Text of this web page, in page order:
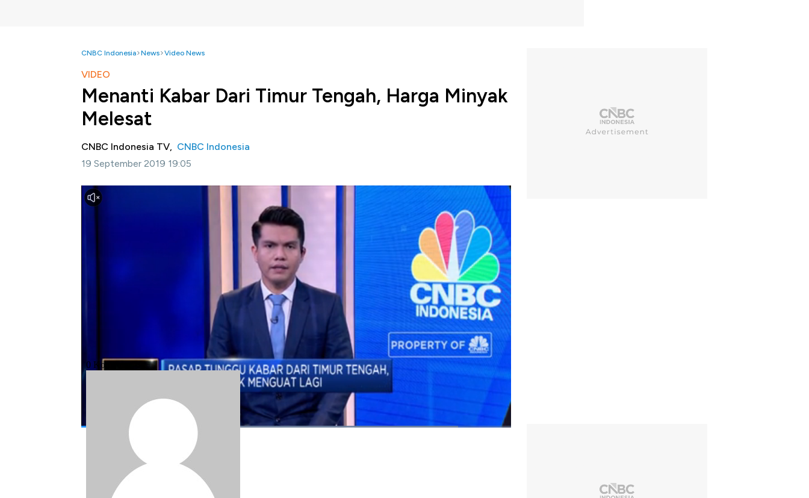
CNBC Indonesia News Video News
VIDEO
Menanti Kabar Dari Timur Tengah, Harga Minyak
Melesat
CNBC Indonesia TV, CNBC Indonesia
19 September 2019 19:05
Jakarta, CNBC Indonesia -
Harga minyak dunia kembali menguat pada perdagangan hari ini. Para
investor nampaknya masih terus menunggu perkembangan ketegangan geopolitik dari Timur Tengah.
Simak informasi selengkapnya dalam program Profit di CNBC Indonesia (Kamis, 19/09/2019).
#investor #timur tengah